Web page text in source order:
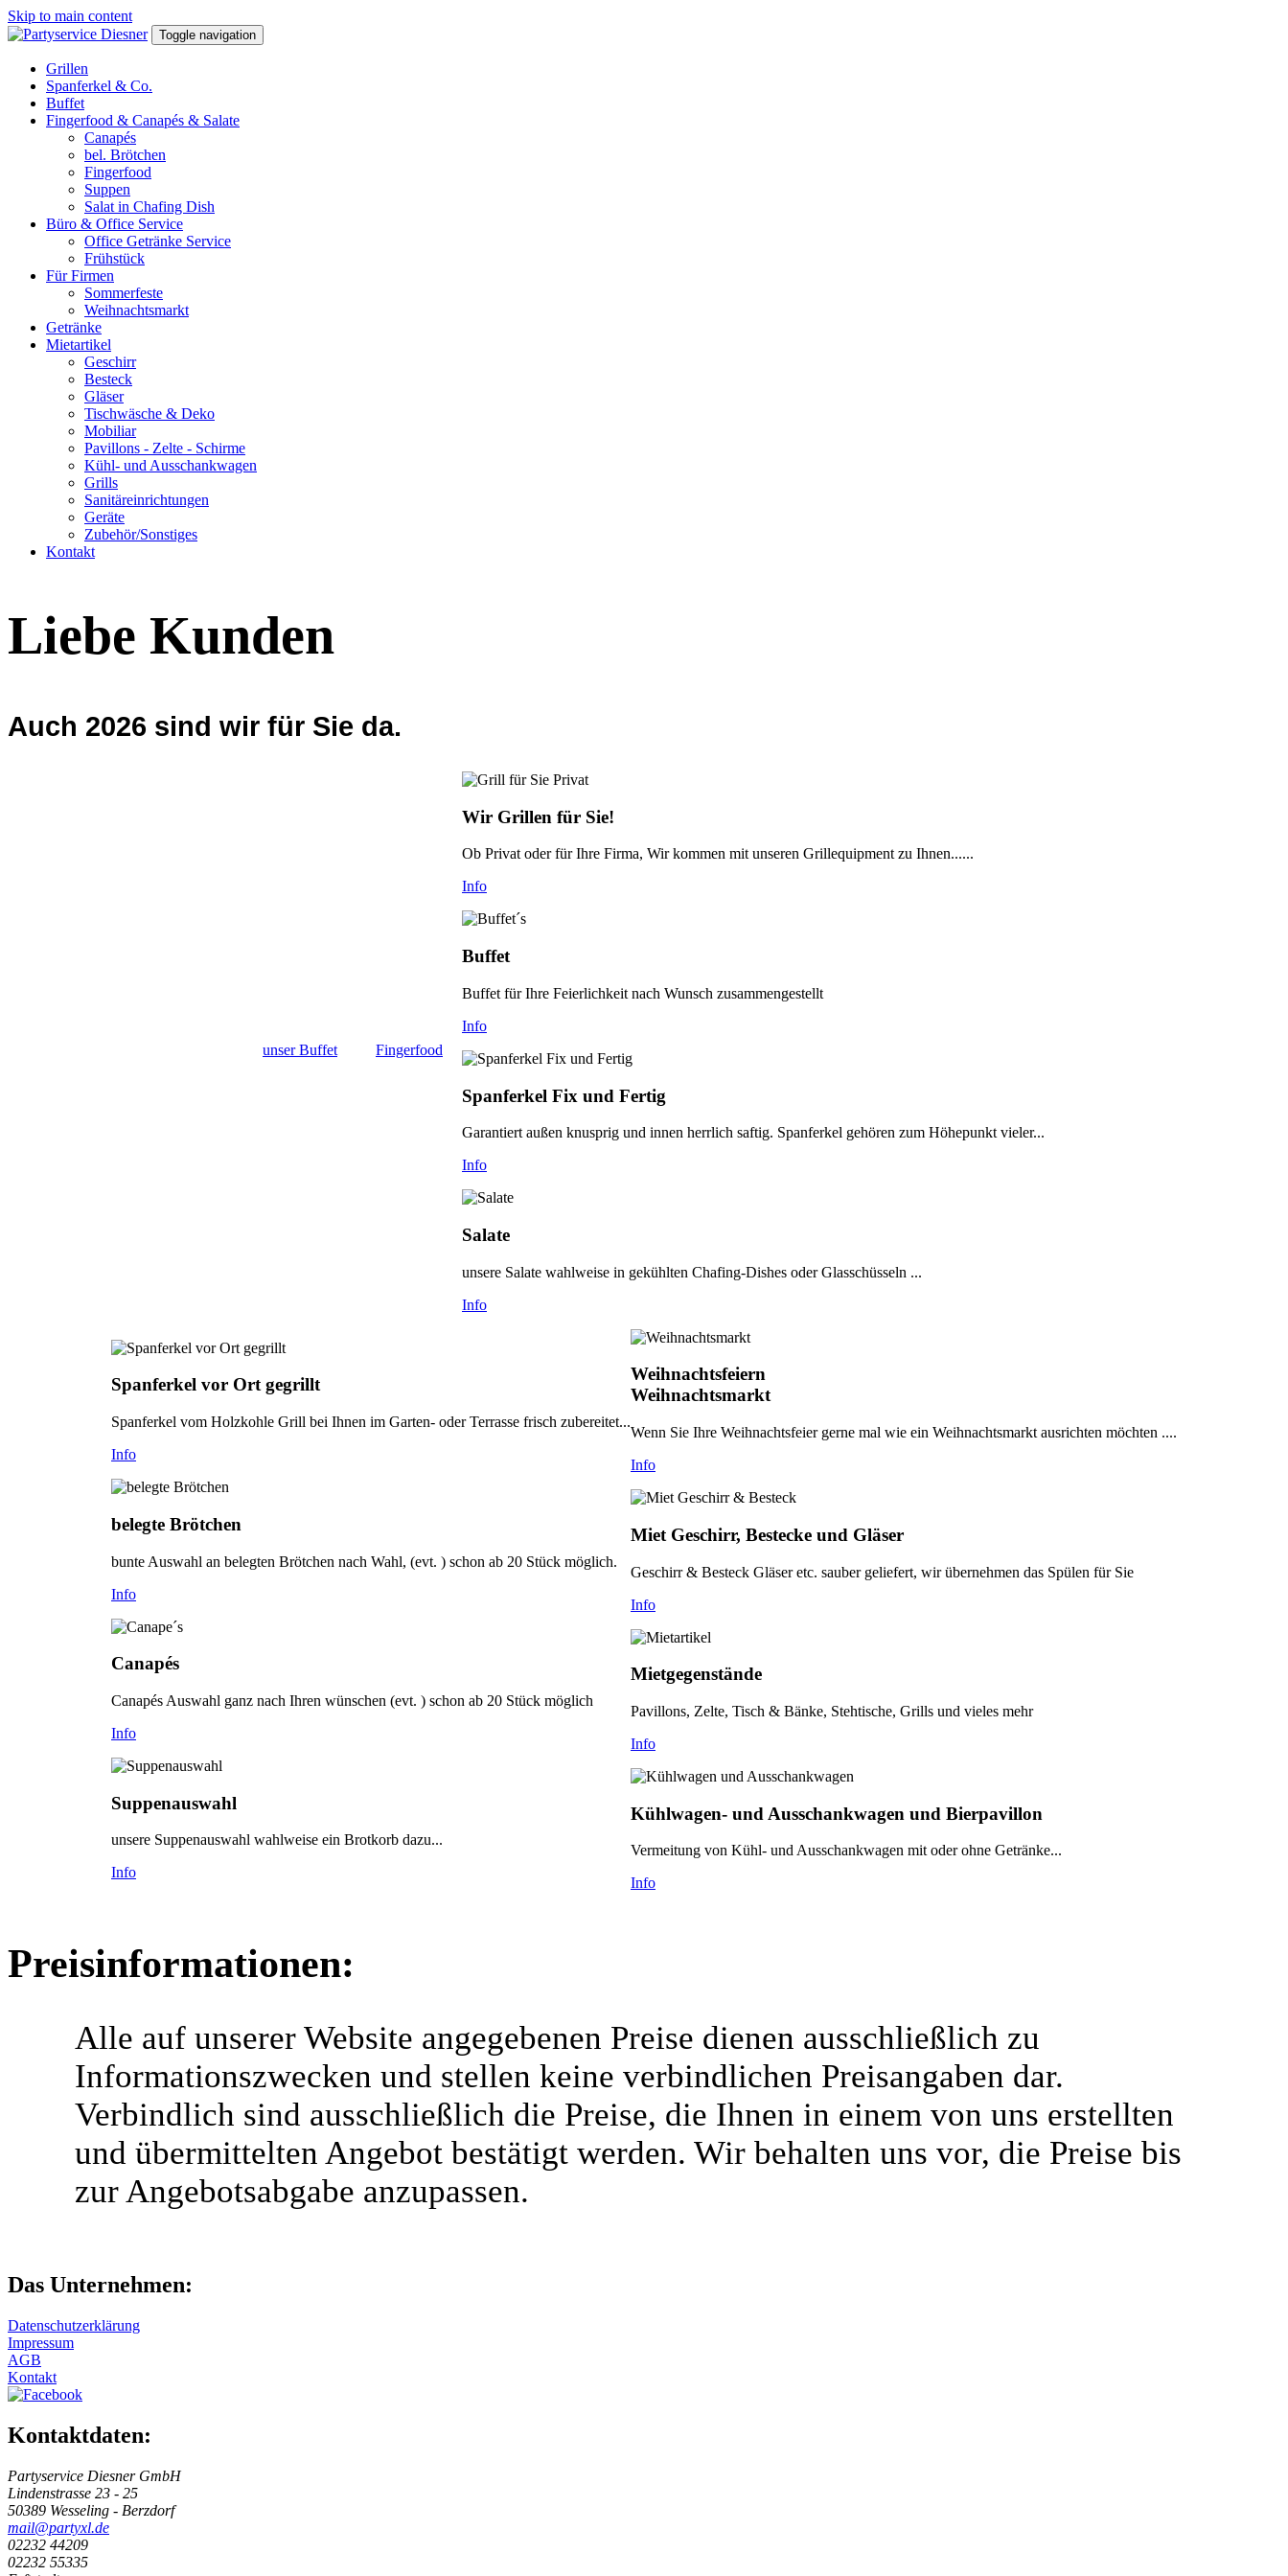
Skip to main content
Toggle navigation
Grillen
Spanferkel & Co.
Buffet
Fingerfood & Canapés & Salate
Canapés
bel. Brötchen
Fingerfood
Suppen
Salat in Chafing Dish
Büro & Office Service
Office Getränke Service
Frühstück
Für Firmen
Sommerfeste
Weihnachtsmarkt
Getränke
Mietartikel
Geschirr
Besteck
Gläser
Tischwäsche & Deko
Mobiliar
Pavillons - Zelte - Schirme
Kühl- und Ausschankwagen
Grills
Sanitäreinrichtungen
Geräte
Zubehör/Sonstiges
Kontakt
Liebe Kunden
Auch 2026 sind wir für Sie da.
unser Buffet Fingerfood
Wir Grillen für Sie!
Ob Privat oder für Ihre Firma, Wir kommen mit unseren Grillequipment zu Ihnen......
Info
Buffet
Buffet für Ihre Feierlichkeit nach Wunsch zusammengestellt
Info
Spanferkel Fix und Fertig
Garantiert außen knusprig und innen herrlich saftig. Spanferkel gehören zum Höhepunkt vieler...
Info
Salate
unsere Salate wahlweise in gekühlten Chafing-Dishes oder Glasschüsseln ...
Info
Spanferkel vor Ort gegrillt
Spanferkel vom Holzkohle Grill bei Ihnen im Garten- oder Terrasse frisch zubereitet...
Info
belegte Brötchen
bunte Auswahl an belegten Brötchen nach Wahl, (evt. ) schon ab 20 Stück möglich.
Info
Canapés
Canapés Auswahl ganz nach Ihren wünschen (evt. ) schon ab 20 Stück möglich
Info
Suppenauswahl
unsere Suppenauswahl wahlweise ein Brotkorb dazu...
Info
Weihnachtsfeiern
Weihnachtsmarkt
Wenn Sie Ihre Weihnachtsfeier gerne mal wie ein Weihnachtsmarkt ausrichten möchten ....
Info
Miet Geschirr, Bestecke und Gläser
Geschirr & Besteck Gläser etc. sauber geliefert, wir übernehmen das Spülen für Sie
Info
Mietgegenstände
Pavillons, Zelte, Tisch & Bänke, Stehtische, Grills und vieles mehr
Info
Kühlwagen- und Ausschankwagen und Bierpavillon
Vermeitung von Kühl- und Ausschankwagen mit oder ohne Getränke...
Info
Preisinformationen:
Alle auf unserer Website angegebenen Preise dienen ausschließlich zu
Informationszwecken und stellen keine verbindlichen Preisangaben dar.
Verbindlich sind ausschließlich die Preise, die Ihnen in einem von uns erstellten
und übermittelten Angebot bestätigt werden. Wir behalten uns vor, die Preise bis
zur Angebotsabgabe anzupassen.
Das Unternehmen:
Datenschutzerklärung
Impressum
AGB
Kontakt
Kontaktdaten:
Partyservice Diesner GmbH
Lindenstrasse 23 - 25
50389 Wesseling - Berzdorf
mail@partyxl.de
02232 44209
02232 55335